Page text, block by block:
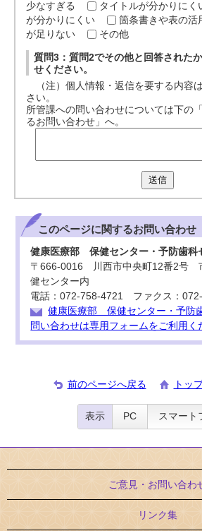
少なすぎる
タイトルが分かりにく
が分かりにくい
箇条書きや表の活
が足りない
その他
質問3：質問2でその他と回答された
せください。
（注）個人情報・返信を要する内容
さい。
所管課への問い合わせについては下の
るお問い合わせ」へ。
送信
このページに関するお問い合わせ
健康医療部 保健センター・予防歯科
〒666-0016 川西市中央町12番2号
健センター内
電話：072-758-4721 ファクス：
健康医療部 保健センター・予防
問い合わせは専用フォームをご利用く
前のページへ戻る トッ
表示 PC スマート
ご意見・お問い合わ
リンク集